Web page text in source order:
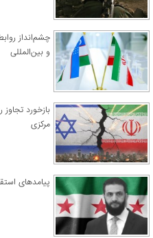
چشم‌انداز
و بین‌المللی
​بازخورد
مرکزی
پیامدهای